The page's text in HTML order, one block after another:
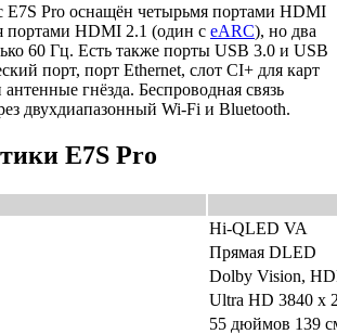
E7S Pro оснащён четырьмя портами HDMI
портами HDMI 2.1 (один с eARC), но два
60 Гц. Есть также порты USB 3.0 и USB
порт, порт Ethernet, слот CI+ для карт
гнёзда. Беспроводная связь
двухдиапазонный Wi-Fi и Bluetooth.
E7S Pro
Hi-QLED VA
Прямая DLED
Dolby Vision,
Ultra HD 3840 x
55 дюймов 139